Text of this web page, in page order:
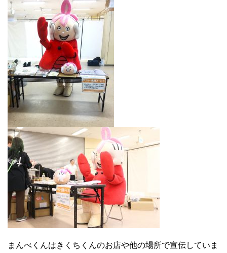
まんべくんはきくちくんのお店や他の場所で宣伝していま